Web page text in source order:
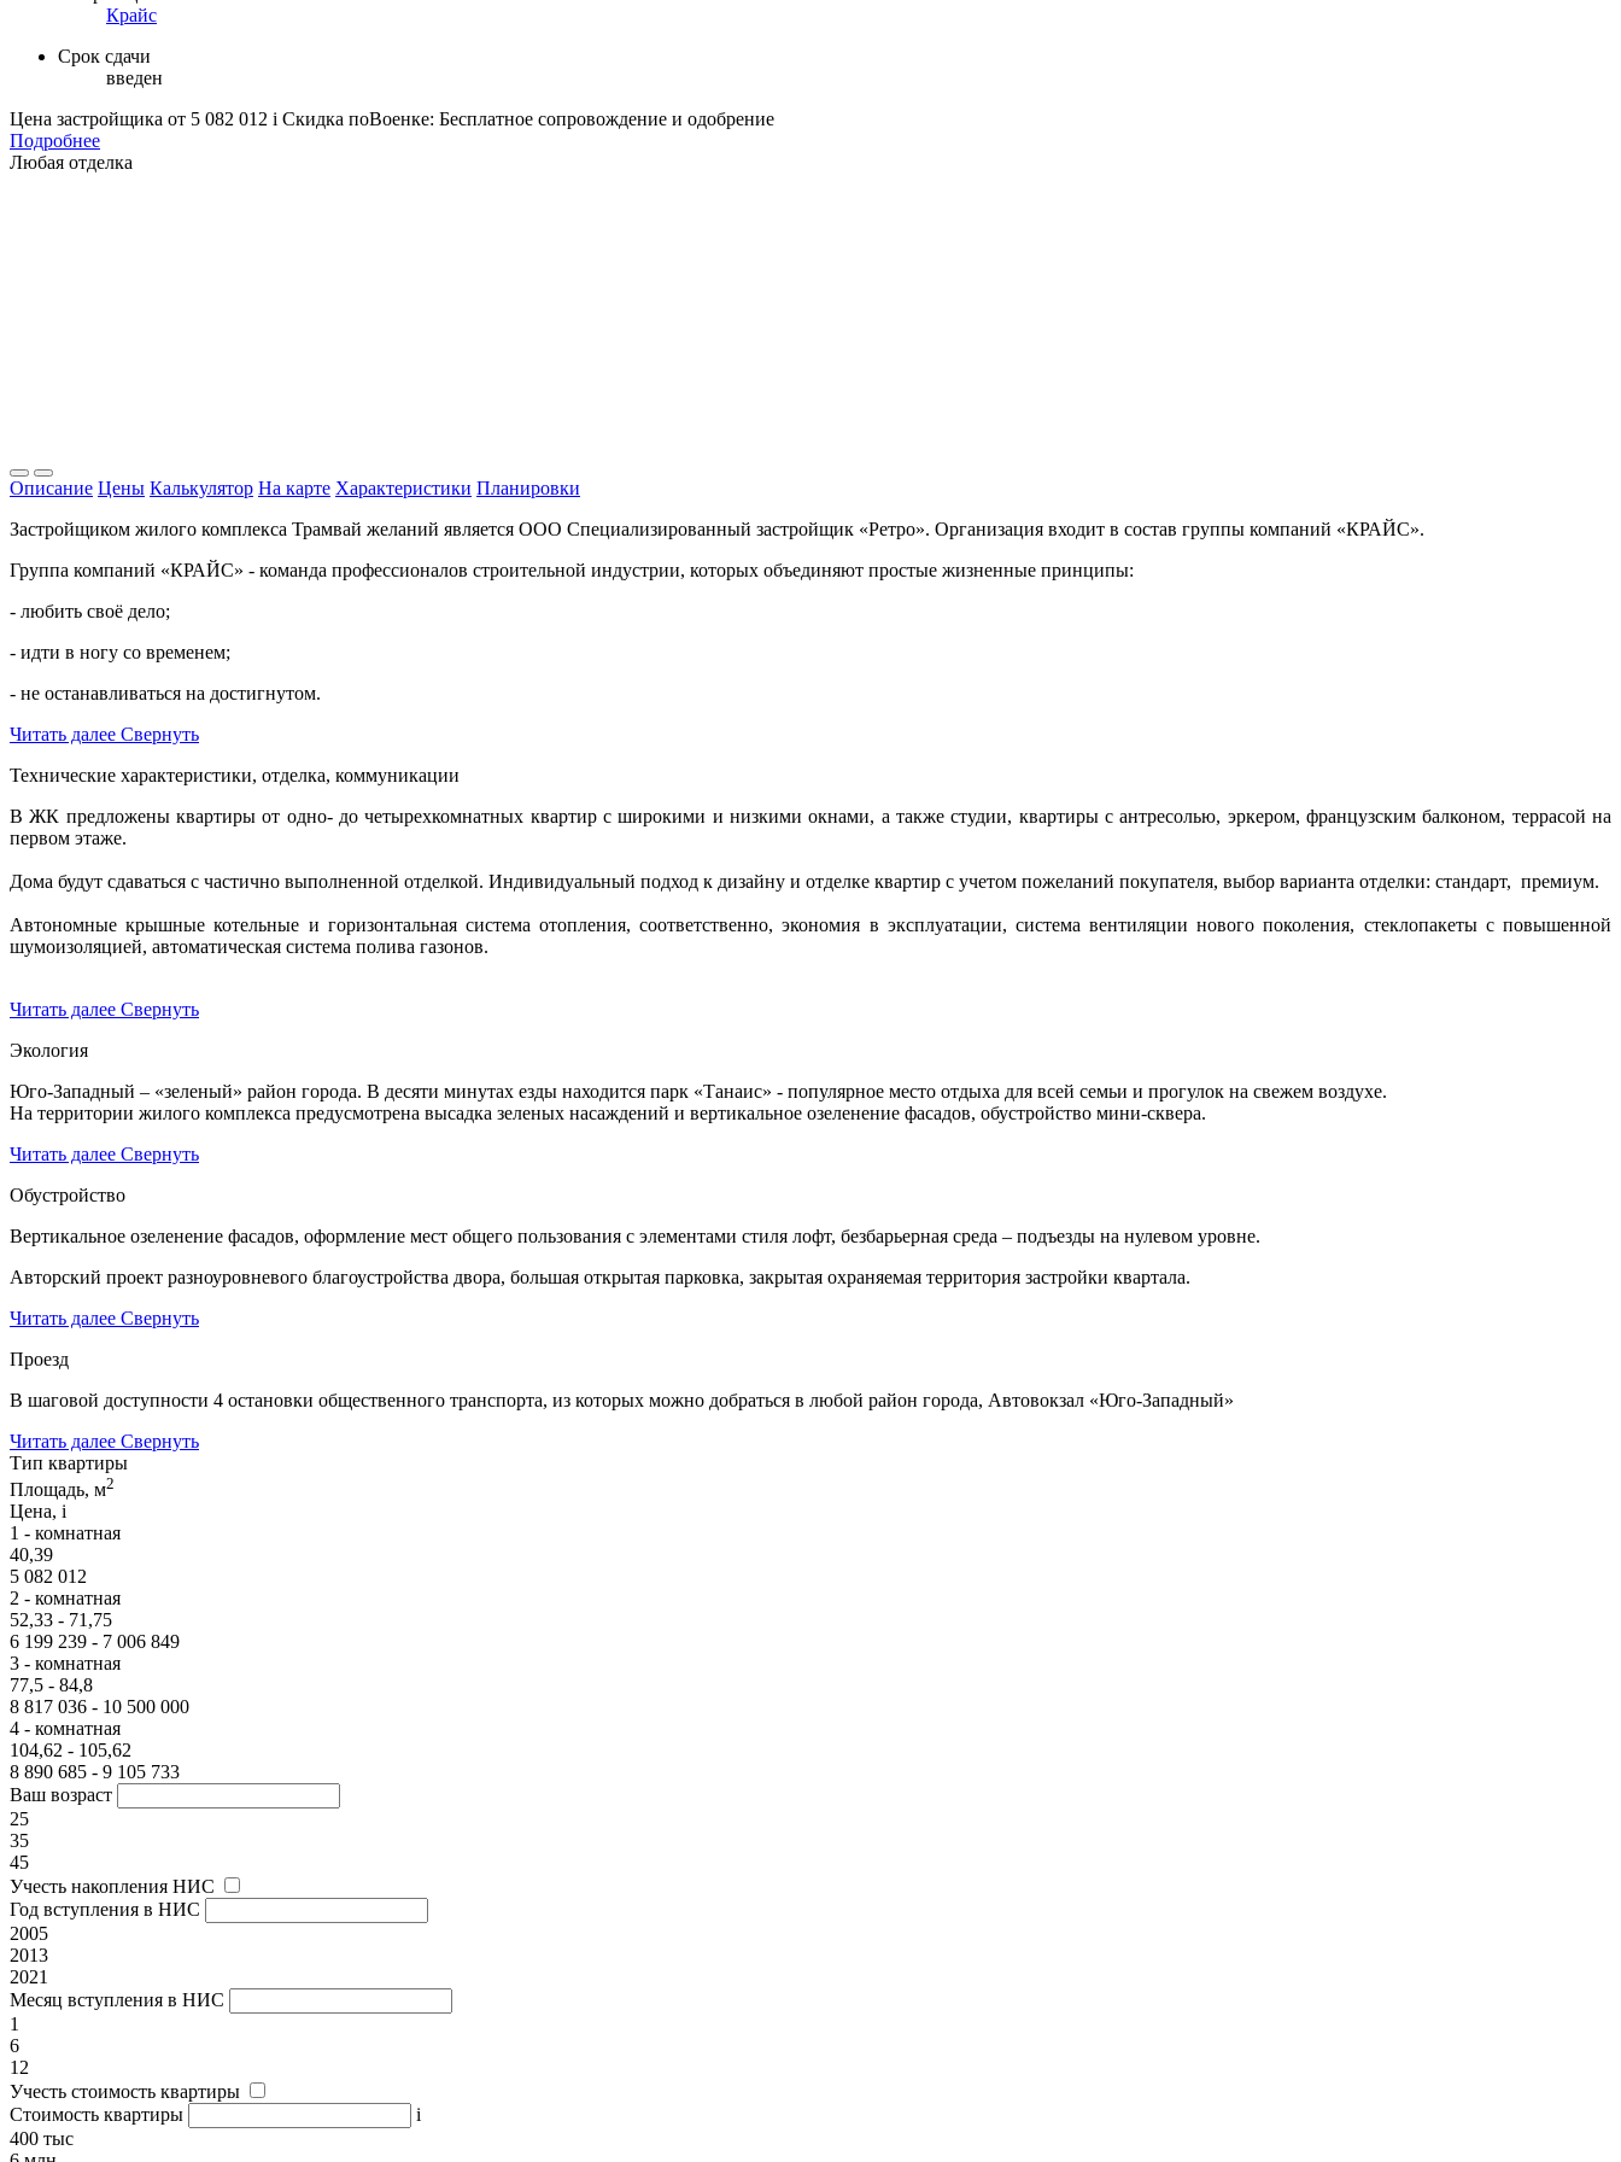
Крайс
Срок сдачи
введен
Цена застройщика от 5 082 012 i Скидка поВоенке: Бесплатное сопровождение и одобрение
Подробнее
Любая отделка
Описание Цены Калькулятор На карте Характеристики Планировки
Застройщиком жилого комплекса Трамвай желаний является ООО Специализированный застройщик «Ретро». Организация входит в состав группы компаний «КРАЙС».
Группа компаний «КРАЙС» - команда профессионалов строительной индустрии, которых объединяют простые жизненные принципы:
- любить своё дело;
- идти в ногу со временем;
- не останавливаться на достигнутом.
Читать далее Свернуть
Технические характеристики, отделка, коммуникации
В ЖК предложены квартиры от одно- до четырехкомнатных квартир с широкими и низкими окнами, а также студии, квартиры с антресолью, эркером, французским балконом, террасой на
первом этаже.
Дома будут сдаваться с частично выполненной отделкой. Индивидуальный подход к дизайну и отделке квартир с учетом пожеланий покупателя, выбор варианта отделки: стандарт, премиум.
Автономные крышные котельные и горизонтальная система отопления, соответственно, экономия в эксплуатации, система вентиляции нового поколения, стеклопакеты с повышенной
шумоизоляцией, автоматическая система полива газонов.
Читать далее Свернуть
Экология
Юго-Западный – «зеленый» район города. В десяти минутах езды находится парк «Танаис» - популярное место отдыха для всей семьи и прогулок на свежем воздухе.
На территории жилого комплекса предусмотрена высадка зеленых насаждений и вертикальное озеленение фасадов, обустройство мини-сквера.
Читать далее Свернуть
Обустройство
Вертикальное озеленение фасадов, оформление мест общего пользования с элементами стиля лофт, безбарьерная среда – подъезды на нулевом уровне.
Авторский проект разноуровневого благоустройства двора, большая открытая парковка, закрытая охраняемая территория застройки квартала.
Читать далее Свернуть
Проезд
В шаговой доступности 4 остановки общественного транспорта, из которых можно добраться в любой район города, Автовокзал «Юго-Западный»
Читать далее Свернуть
Тип квартиры
Площадь, м2
Цена, i
1 - комнатная
40,39
5 082 012
2 - комнатная
52,33 - 71,75
6 199 239 - 7 006 849
3 - комнатная
77,5 - 84,8
8 817 036 - 10 500 000
4 - комнатная
104,62 - 105,62
8 890 685 - 9 105 733
Ваш возраст
25
35
45
Учесть накопления НИС
Год вступления в НИС
2005
2013
2021
Месяц вступления в НИС
1
6
12
Учесть стоимость квартиры
Стоимость квартиры
i
400 тыс